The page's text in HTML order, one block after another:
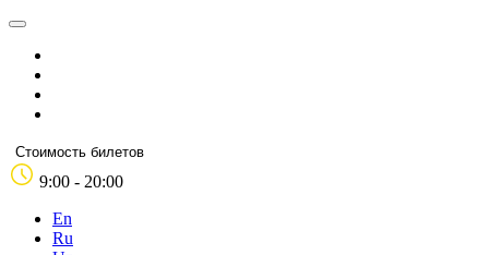
Стоимость билетов
9:00 - 20:00
En
Ru